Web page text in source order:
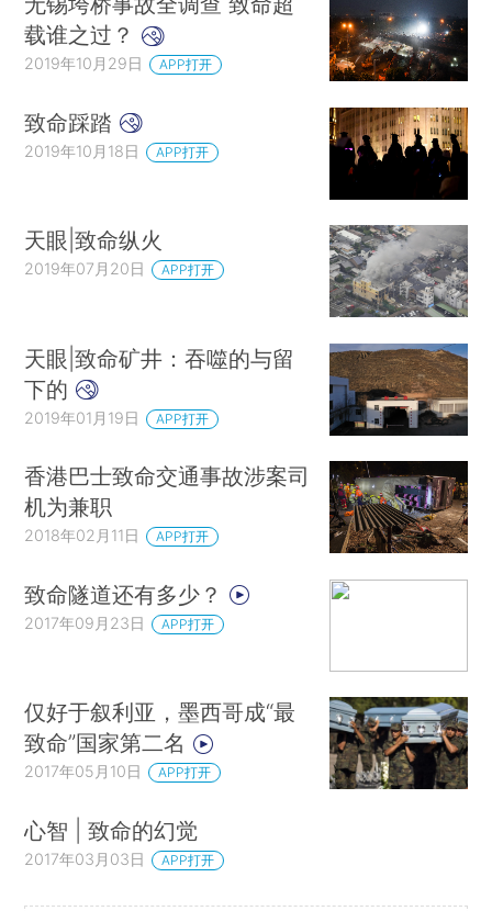
载谁之过？
2019年10月29日 APP打开
致命踩踏
2019年10月18日 APP打开
天眼|致命纵火
2019年07月20日 APP打开
天眼|致命矿井：吞噬的与留
下的
2019年01月19日 APP打开
香港巴士致命交通事故涉案司
机为兼职
2018年02月11日 APP打开
致命隧道还有多少？
2017年09月23日 APP打开
仅好于叙利亚，墨西哥成“最
致命”国家第二名
2017年05月10日 APP打开
心智 | 致命的幻觉
2017年03月03日 APP打开